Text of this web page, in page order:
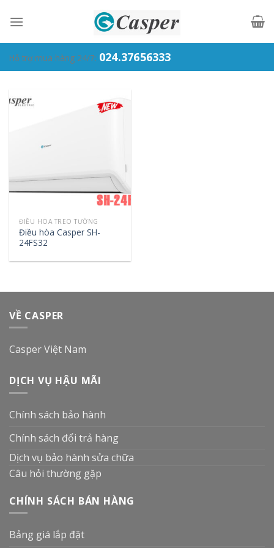
Hỗ trợ mua hàng 24/7: 024.37656333
ĐIỀU HÒA TREO TƯỜNG
Điều hòa Casper SH-
24FS32
VỀ CASPER
Casper Việt Nam
DỊCH VỤ HẬU MÃI
Chính sách bảo hành
Chính sách đổi trả hàng
Dịch vụ bảo hành sửa chữa
Câu hỏi thường gặp
CHÍNH SÁCH BÁN HÀNG
Bảng giá lắp đặt